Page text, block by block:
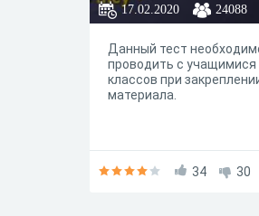
17.02.2020 24088
Данный тест
проводить с учащимися
классов при
материала.
34 30